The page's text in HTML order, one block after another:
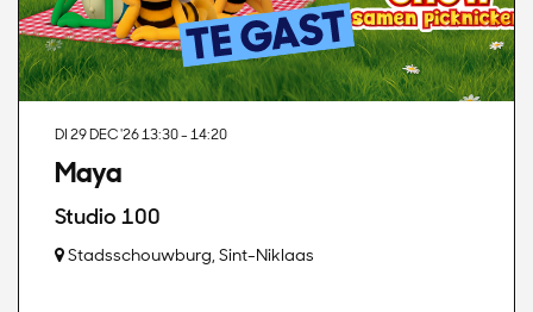
Maya
Studio 100
DI 29 DEC '2613:30 - 14:20
Stadsschouwburg, Sint-Niklaas